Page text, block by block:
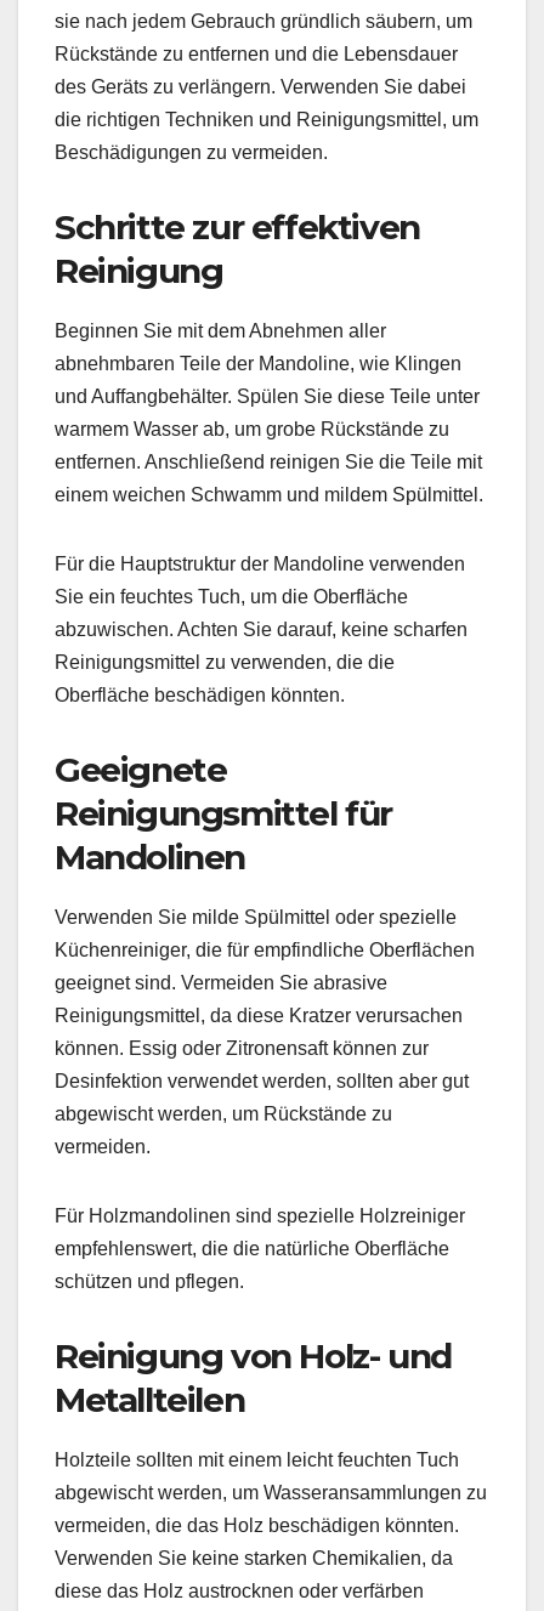
sie nach jedem Gebrauch gründlich säubern, um
Rückstände zu entfernen und die Lebensdauer
des Geräts zu verlängern. Verwenden Sie dabei
die richtigen Techniken und Reinigungsmittel, um
Beschädigungen zu vermeiden.
Schritte zur effektiven
Reinigung
Beginnen Sie mit dem Abnehmen aller
abnehmbaren Teile der Mandoline, wie Klingen
und Auffangbehälter. Spülen Sie diese Teile unter
warmem Wasser ab, um grobe Rückstände zu
entfernen. Anschließend reinigen Sie die Teile mit
einem weichen Schwamm und mildem Spülmittel.
Für die Hauptstruktur der Mandoline verwenden
Sie ein feuchtes Tuch, um die Oberfläche
abzuwischen. Achten Sie darauf, keine scharfen
Reinigungsmittel zu verwenden, die die
Oberfläche beschädigen könnten.
Geeignete
Reinigungsmittel für
Mandolinen
Verwenden Sie milde Spülmittel oder spezielle
Küchenreiniger, die für empfindliche Oberflächen
geeignet sind. Vermeiden Sie abrasive
Reinigungsmittel, da diese Kratzer verursachen
können. Essig oder Zitronensaft können zur
Desinfektion verwendet werden, sollten aber gut
abgewischt werden, um Rückstände zu
vermeiden.
Für Holzmandolinen sind spezielle Holzreiniger
empfehlenswert, die die natürliche Oberfläche
schützen und pflegen.
Reinigung von Holz- und
Metallteilen
Holzteile sollten mit einem leicht feuchten Tuch
abgewischt werden, um Wasseransammlungen zu
vermeiden, die das Holz beschädigen könnten.
Verwenden Sie keine starken Chemikalien, da
diese das Holz austrocknen oder verfärben